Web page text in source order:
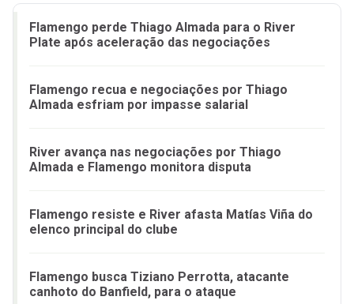
Flamengo perde Thiago Almada para o River
Plate após aceleração das negociações
Flamengo recua e negociações por Thiago
Almada esfriam por impasse salarial
River avança nas negociações por Thiago
Almada e Flamengo monitora disputa
Flamengo resiste e River afasta Matías Viña do
elenco principal do clube
Flamengo busca Tiziano Perrotta, atacante
canhoto do Banfield, para o ataque